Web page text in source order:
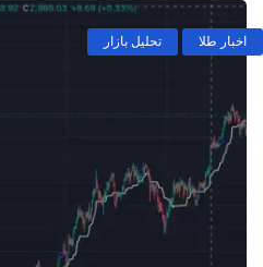
اخبار طلا تحلیل بازار